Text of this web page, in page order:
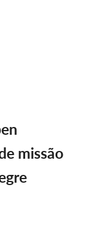
missão